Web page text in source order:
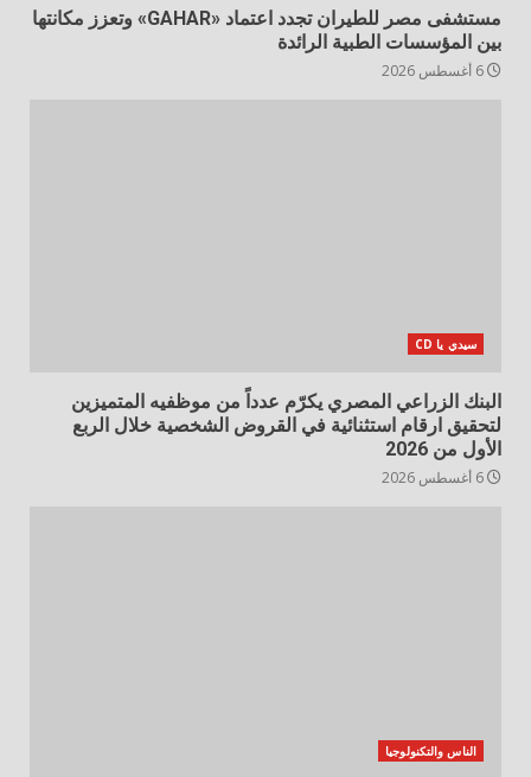
مستشفى مصر للطيران تجدد اعتماد «GAHAR» وتعزز مكانتها
بين المؤسسات الطبية الرائدة
سيدي يا CD
البنك الزراعي المصري يكرّم عدداً من موظفيه المتميزين
لتحقيق ارقام استثنائية في القروض الشخصية خلال الربع
الأول من 2026
الناس والتكنولوجيا